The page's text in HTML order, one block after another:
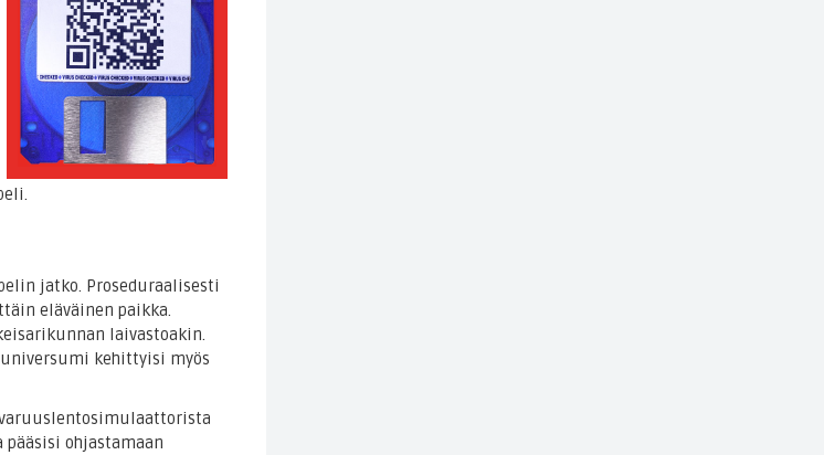
jatko. Proseduraalisesti
eläväinen paikka.
laivastoakin.
kehittyisi myös
ohjastamaan